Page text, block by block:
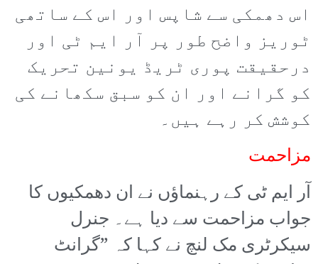
اس دھمکی سے شاپس اور اس کے ساتھی
ٹوریز واضح طور پر آر ایم ٹی اور
درحقیقت پوری ٹریڈ یونین تحریک
کو گرانے اور ان کو سبق سکھانے کی
کوشش کر رہے ہیں۔
مزاحمت
آر ایم ٹی کے رہنماؤں نے ان دھمکیوں کا
جواب مزاحمت سے دیا ہے۔ جنرل
سیکرٹری مک لنچ نے کہا کہ ”گرانٹ